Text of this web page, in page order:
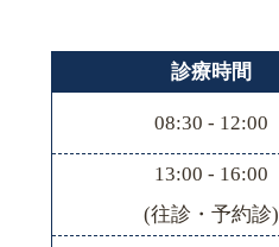
診療時間
08:30 - 12:00
13:00 - 16:00
(往診・予約診)